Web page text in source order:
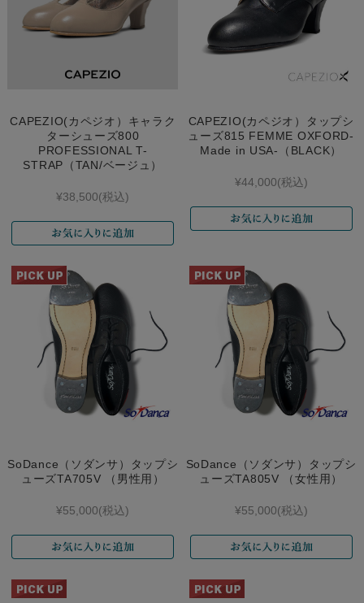
CAPEZIO(カペジオ）キャラク
ターシューズ800
PROFESSIONAL T-
STRAP（TAN/ベージュ）
¥38,500(税込)
CAPEZIO(カペジオ）タップシ
ューズ815 FEMME OXFORD-
Made in USA-（BLACK）
¥44,000(税込)
SoDance（ソダンサ）タップシ
ューズTA705V （男性用）
¥55,000(税込)
SoDance（ソダンサ）タップシ
ューズTA805V （女性用）
¥55,000(税込)